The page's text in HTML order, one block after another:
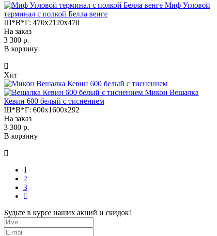
Миф Угловой
терминал с полкой Белла венге
Ш*В*Г: 470x2120x470
На заказ
3 300 р.
В корзину
Хит
Микон Вешалка
Кевин 600 белый с тиснением
Ш*В*Г: 600x1600x292
На заказ
3 300 р.
В корзину
1
2
3
Будьте в курсе наших акций и скидок!